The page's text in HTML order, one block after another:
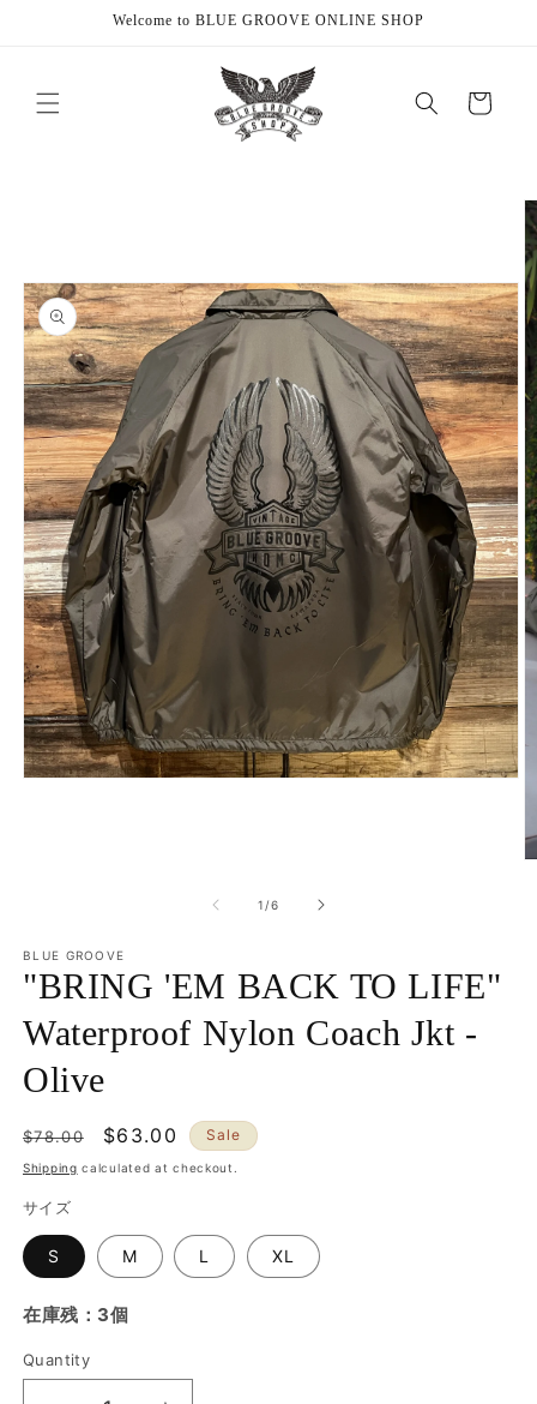
Welcome to BLUE GROOVE ONLINE SHOP
Cart
1 /of
6
BLUE GROOVE
"BRING 'EM BACK TO LIFE"
Waterproof Nylon Coach Jkt -
Olive
Regular
price
$78.00
Sale
price
$63.00 Sale
Shipping calculated at checkout.
サイズ
S M L XL
在庫残：3個
Quantity
Quantity